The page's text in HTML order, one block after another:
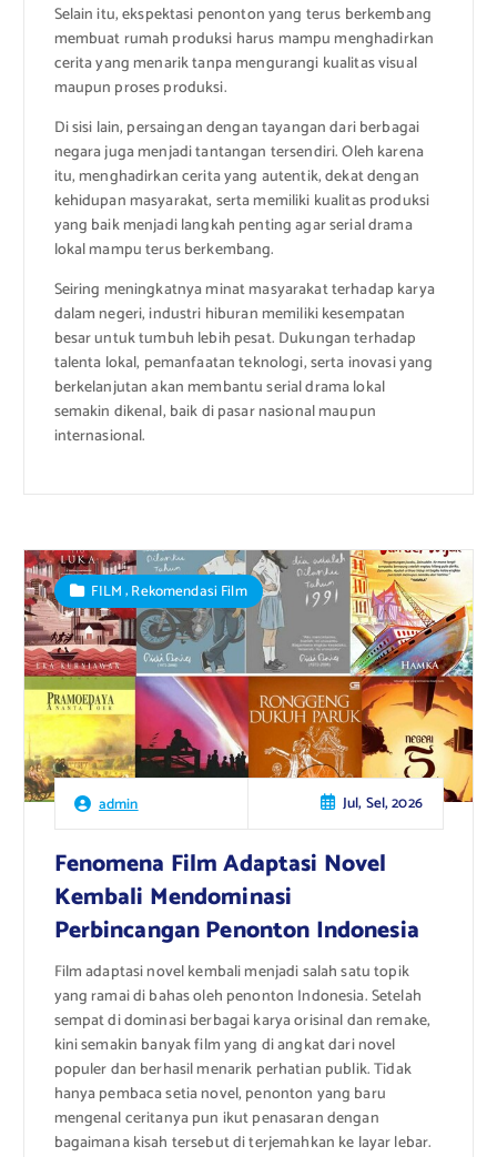
Selain itu, ekspektasi penonton yang terus berkembang
membuat rumah produksi harus mampu menghadirkan
cerita yang menarik tanpa mengurangi kualitas visual
maupun proses produksi.
Di sisi lain, persaingan dengan tayangan dari berbagai
negara juga menjadi tantangan tersendiri. Oleh karena
itu, menghadirkan cerita yang autentik, dekat dengan
kehidupan masyarakat, serta memiliki kualitas produksi
yang baik menjadi langkah penting agar serial drama
lokal mampu terus berkembang.
Seiring meningkatnya minat masyarakat terhadap karya
dalam negeri, industri hiburan memiliki kesempatan
besar untuk tumbuh lebih pesat. Dukungan terhadap
talenta lokal, pemanfaatan teknologi, serta inovasi yang
berkelanjutan akan membantu serial drama lokal
semakin dikenal, baik di pasar nasional maupun
internasional.
admin Jul, Sel, 2026
FILM,Rekomendasi Film
Fenomena Film Adaptasi Novel
Kembali Mendominasi
Perbincangan Penonton Indonesia
Film adaptasi novel kembali menjadi salah satu topik
yang ramai di bahas oleh penonton Indonesia. Setelah
sempat di dominasi berbagai karya orisinal dan remake,
kini semakin banyak film yang di angkat dari novel
populer dan berhasil menarik perhatian publik. Tidak
hanya pembaca setia novel, penonton yang baru
mengenal ceritanya pun ikut penasaran dengan
bagaimana kisah tersebut di terjemahkan ke layar lebar.